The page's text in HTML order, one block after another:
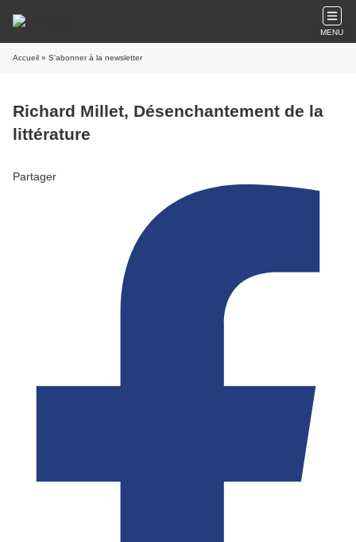
MENU
Accueil » S'abonner à la newsletter
Richard Millet, Désenchantement de la
littérature
Partager